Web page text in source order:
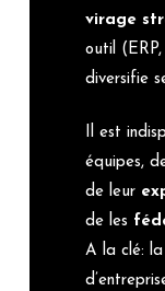
virage
outil
diversifie
Il est
équipes,
de leur
de les
A la clé: la